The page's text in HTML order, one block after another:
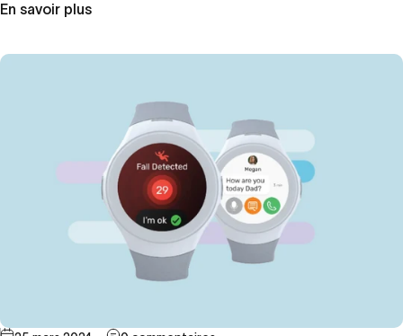
En savoir plus